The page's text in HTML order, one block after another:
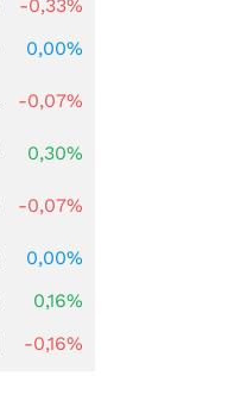
-0,33%
0,00%
-0,07%
0,30%
-0,07%
0,00%
0,16%
-0,16%